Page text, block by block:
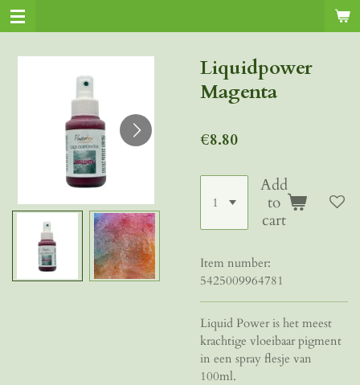
Skip
to
Liquidpower
Magenta
€8.80
Add
to
cart
Item number:
5425009964781
Liquid Power is het meest
krachtige vloeibaar pigment
in een spray flesje van
100ml.